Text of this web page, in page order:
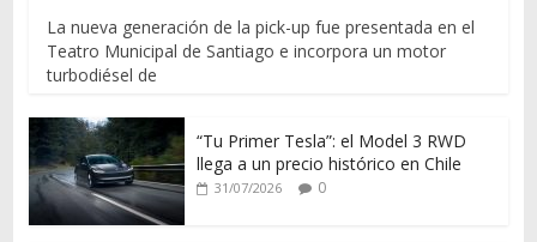
La nueva generación de la pick-up fue presentada en el
Teatro Municipal de Santiago e incorpora un motor
turbodiésel de
“Tu Primer Tesla”: el Model 3 RWD
llega a un precio histórico en Chile
31/07/2026 0